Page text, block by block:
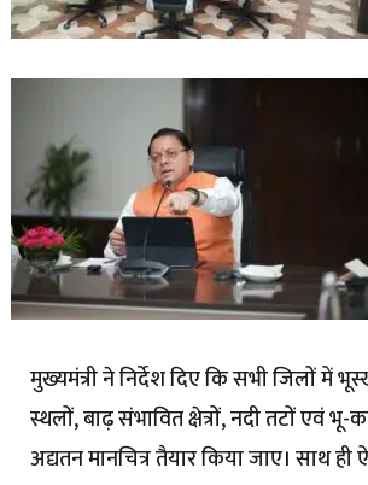
मुख्यमंत्री ने निर्देश दिए कि सभी जिलों में
स्थलों, बाढ़ संभावित क्षेत्रों, नदी तटों एवं भू-
अद्यतन मानचित्र तैयार किया जाए। साथ